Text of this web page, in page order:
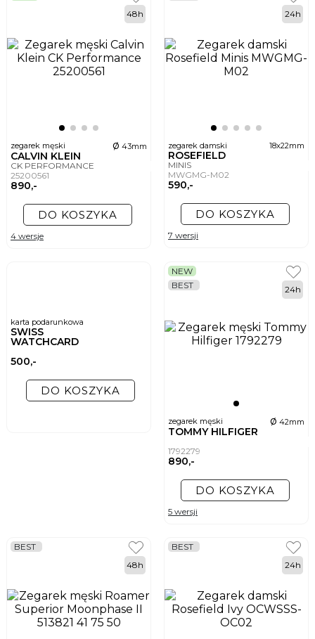
zegarek męski ø 43mm
CALVIN KLEIN
CK PERFORMANCE
25200561
890,-
48h
DO KOSZYKA
4 wersje
zegarek damski 18x22mm
ROSEFIELD
MINIS
MWGMG-M02
590,-
24h
DO KOSZYKA
7 wersji
karta podarunkowa
SWISS
WATCHCARD
500,-
DO KOSZYKA
zegarek męski ø 42mm
TOMMY HILFIGER
1792279
890,-
NEW
BEST
24h
DO KOSZYKA
5 wersji
BEST
48h
BEST
24h